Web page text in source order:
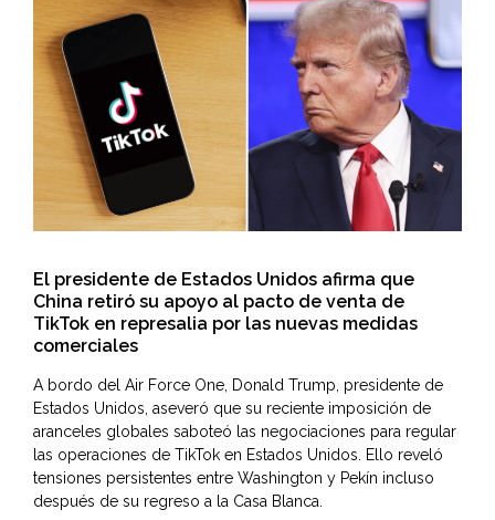
El presidente de Estados Unidos afirma que
China retiró su apoyo al pacto de venta de
TikTok en represalia por las nuevas medidas
comerciales
A bordo del Air Force One, Donald Trump, presidente de
Estados Unidos, aseveró que su reciente imposición de
aranceles globales saboteó las negociaciones para regular
las operaciones de TikTok en Estados Unidos. Ello reveló
tensiones persistentes entre Washington y Pekín incluso
después de su regreso a la Casa Blanca.